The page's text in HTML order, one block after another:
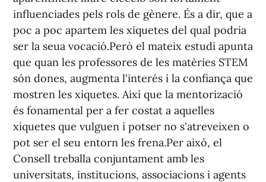
influenciades pels rols de gènere. És a dir, que a
poc a poc apartem les xiquetes del qual podria
ser la seua vocació.Però el mateix estudi apunta
que quan les professores de les matèries STEM
són dones, augmenta l'interés i la confiança que
mostren les xiquetes. Així que la mentorizació
és fonamental per a fer costat a aquelles
xiquetes que vulguen i potser no s'atreveixen o
pot ser el seu entorn les frena.Per això, el
Consell treballa conjuntament amb les
universitats, institucions, associacions i agents